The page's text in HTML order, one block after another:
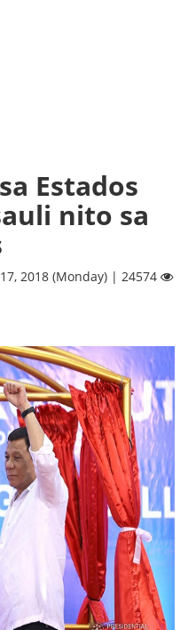
Estados
nito sa
2018 (Monday) | 24574